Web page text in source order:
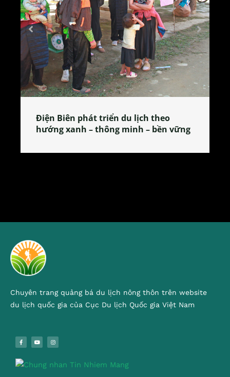
Làng làm bánh tẻ Phú Nhi – nơi lan
tỏa đặc sản xứ Đoài
Chuyên trang quảng bá du lịch nông thôn trên website
du lịch quốc gia của Cục Du lịch Quốc gia Việt Nam